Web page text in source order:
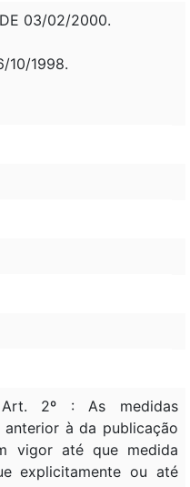
DE 03/02/2000.
10/1998.
2º : As medidas
à da publicação
vigor até que medida
explicitamente ou até